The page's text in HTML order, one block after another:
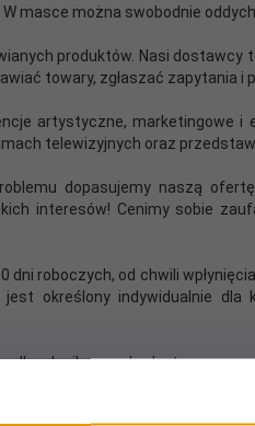
masce można swobodnie
produktów. Nasi
towary, zgłaszać zapytania
artystyczne, marketingowe
telewizyjnych oraz
dopasujemy naszą
interesów! Cenimy sobie
roboczych, od chwili
określony indywidualnie
chwilowego braku towaru w
to produkt wytwarzany z soku